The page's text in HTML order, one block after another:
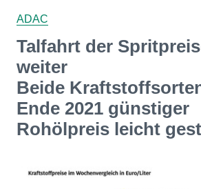
ADAC
Talfahrt der
weiter
Beide
Ende 2021 günstiger
Rohölpreis leicht